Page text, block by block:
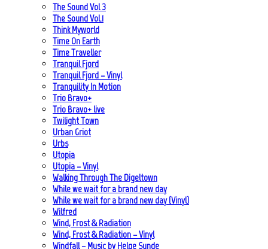
The Sound Vol 3
The Sound Vol.1
Think Myworld
Time On Earth
Time Traveller
Tranquil Fjord
Tranquil Fjord – Vinyl
Tranquility In Motion
Trio Bravo+
Trio Bravo+ live
Twilight Town
Urban Griot
Urbs
Utopia
Utopia – Vinyl
Walking Through The Digeltown
While we wait for a brand new day
While we wait for a brand new day (Vinyl)
Wilfred
Wind, Frost & Radiation
Wind, Frost & Radiation – Vinyl
Windfall – Music by Helge Sunde